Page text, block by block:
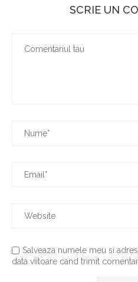
SCRIE UN
Salveaza numele meu si
data viitoare cand trimit